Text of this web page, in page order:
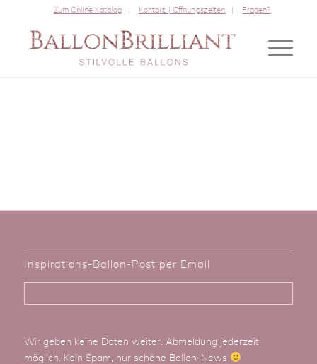
Zum Online Katalog Kontakt | Öffnungszeiten Fragen?
Inspirations-Ballon-Post per Email
Wir geben keine Daten weiter. Abmeldung jederzeit
möglich. Kein Spam, nur schöne Ballon-News